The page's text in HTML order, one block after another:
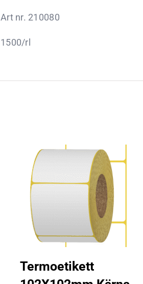
Art nr. 210080
1500/rl
Termoetikett